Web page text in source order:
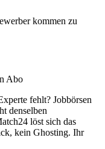
kommen zu
Abo
fehlt? Jobbörsen
denselben
löst sich das
kein Ghosting. Ihr